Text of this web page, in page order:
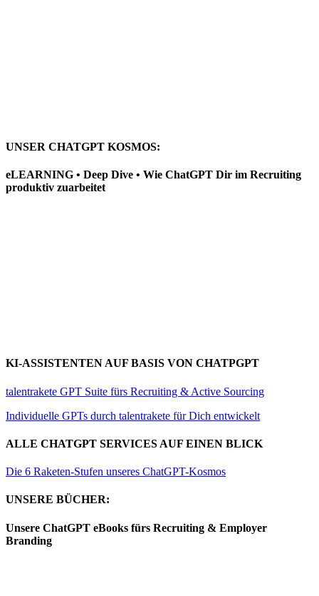
UNSER CHATGPT KOSMOS:
eLEARNING • Deep Dive • Wie ChatGPT Dir im Recruiting
produktiv zuarbeitet
KI-ASSISTENTEN AUF BASIS VON CHATPGPT
talentrakete GPT Suite fürs Recruiting & Active Sourcing
Individuelle GPTs durch talentrakete für Dich entwickelt
ALLE CHATGPT SERVICES AUF EINEN BLICK
Die 6 Raketen-Stufen unseres ChatGPT-Kosmos
UNSERE BÜCHER:
Unsere ChatGPT eBooks fürs Recruiting & Employer
Branding